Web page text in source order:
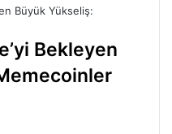
Bekleyen